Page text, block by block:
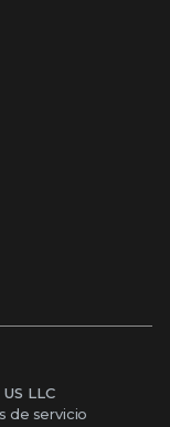
LLC
de servicio